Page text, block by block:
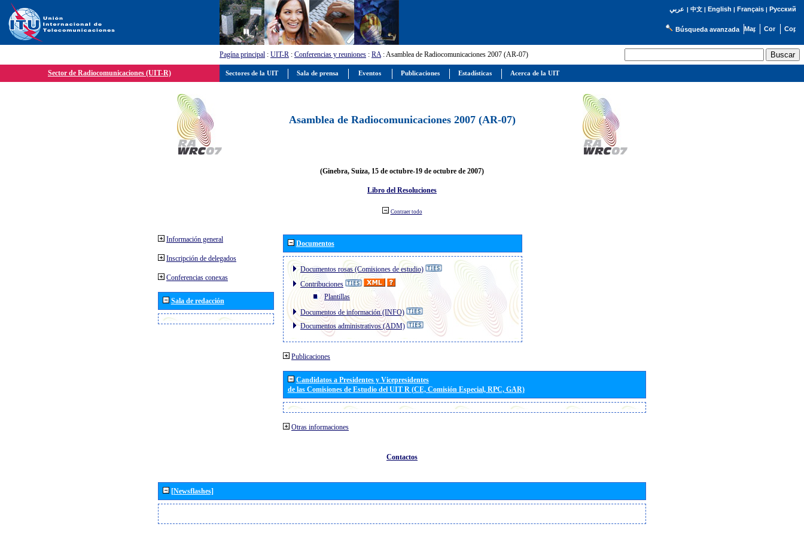
عربي | 中文| English | Français| Русский
Búsqueda avanzada
Pagína principal : UIT-R : Conferencias y reuniones : RA: Asamblea de Radiocomunicaciones 2007 (AR-07)
Sector de Radiocomunicaciones (UIT-R)
Asamblea de Radiocomunicaciones 2007 (AR-07)
(Ginebra, Suiza, 15 de octubre-19 de octubre de 2007)
Libro del Resoluciones
Contraer todo
Información general
Inscripción de delegados
Conferencias conexas
Sala de redacción
Documentos
Documentos rosas (Comisiones de estudio)
Contribuciones
Plantillas
Documentos de información (INFO)
Documentos administrativos (ADM)
Publicaciones
Candidatos a Presidentes y Vicepresidentes
de las Comisiones de Estudio del UIT R (CE, Comisión Especial, RPC, GAR)
Otras informaciones
Contactos
[Newsflashes]
Sectores de la UIT Sala de prensa Eventos Publicaciones Estadísticas Acerca de la UIT